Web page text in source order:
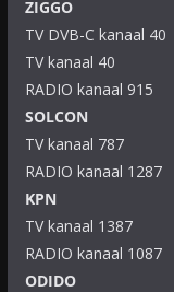
ZIGGO
TV DVB-C kanaal 40
TV kanaal 40
RADIO kanaal 915
SOLCON
TV kanaal 787
RADIO kanaal 1287
KPN
TV kanaal 1387
RADIO kanaal 1087
ODIDO